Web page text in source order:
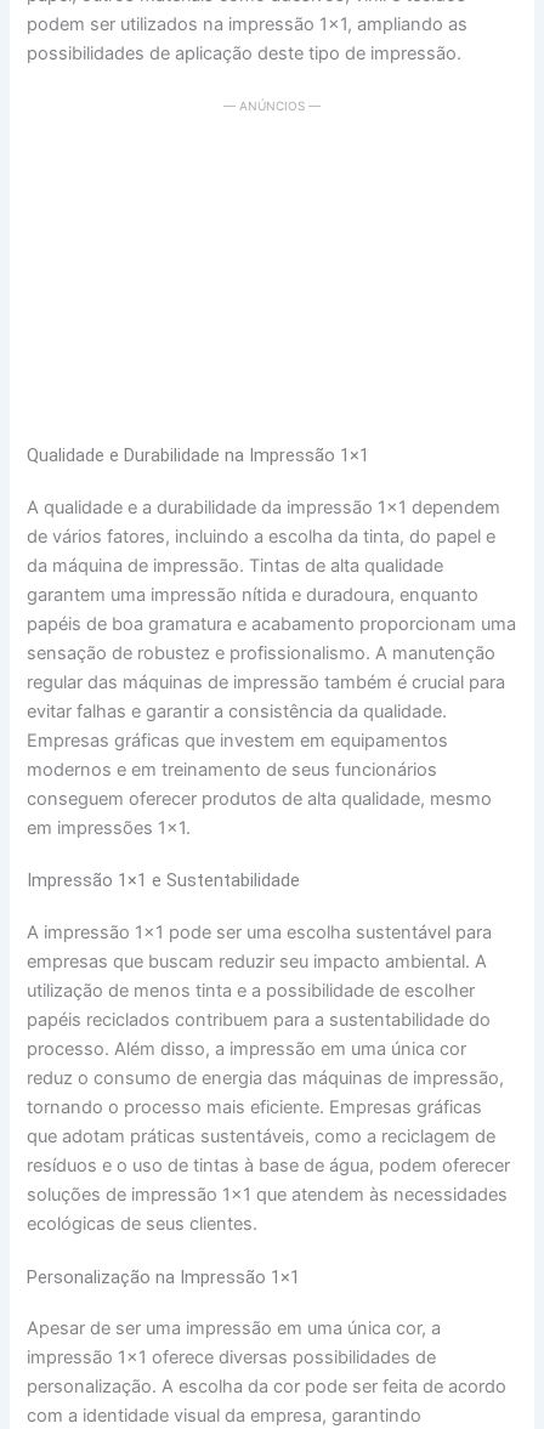
podem ser utilizados na impressão 1×1, ampliando as
possibilidades de aplicação deste tipo de impressão.
— ANÚNCIOS —
Qualidade e Durabilidade na Impressão 1×1
A qualidade e a durabilidade da impressão 1×1 dependem
de vários fatores, incluindo a escolha da tinta, do papel e
da máquina de impressão. Tintas de alta qualidade
garantem uma impressão nítida e duradoura, enquanto
papéis de boa gramatura e acabamento proporcionam uma
sensação de robustez e profissionalismo. A manutenção
regular das máquinas de impressão também é crucial para
evitar falhas e garantir a consistência da qualidade.
Empresas gráficas que investem em equipamentos
modernos e em treinamento de seus funcionários
conseguem oferecer produtos de alta qualidade, mesmo
em impressões 1×1.
Impressão 1×1 e Sustentabilidade
A impressão 1×1 pode ser uma escolha sustentável para
empresas que buscam reduzir seu impacto ambiental. A
utilização de menos tinta e a possibilidade de escolher
papéis reciclados contribuem para a sustentabilidade do
processo. Além disso, a impressão em uma única cor
reduz o consumo de energia das máquinas de impressão,
tornando o processo mais eficiente. Empresas gráficas
que adotam práticas sustentáveis, como a reciclagem de
resíduos e o uso de tintas à base de água, podem oferecer
soluções de impressão 1×1 que atendem às necessidades
ecológicas de seus clientes.
Personalização na Impressão 1×1
Apesar de ser uma impressão em uma única cor, a
impressão 1×1 oferece diversas possibilidades de
personalização. A escolha da cor pode ser feita de acordo
com a identidade visual da empresa, garantindo